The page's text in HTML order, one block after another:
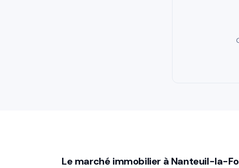
Le marché immobilier à Nanteuil-la-